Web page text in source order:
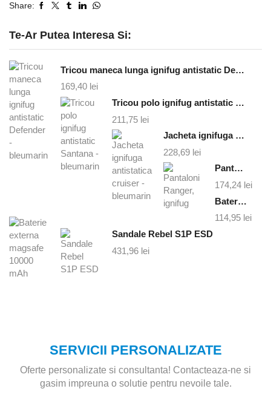
Share:
Te-Ar Putea Interesa Si:
Tricou maneca lunga ignifug antistatic Defender - bleumarin
169,40 lei
Tricou polo ignifug antistatic Santana - bleumarin
211,75 lei
Jacheta ignifuga antistatica cruiser - bleumarin
228,69 lei
Pantaloni Ranger, ignifug
174,24 lei
Baterie externa magsafe 10000 mAh
114,95 lei
Sandale Rebel S1P ESD
431,96 lei
SERVICII PERSONALIZATE
Oferte personalizate si consultanta! Contacteaza-ne si
gasim impreuna o solutie pentru nevoile tale.